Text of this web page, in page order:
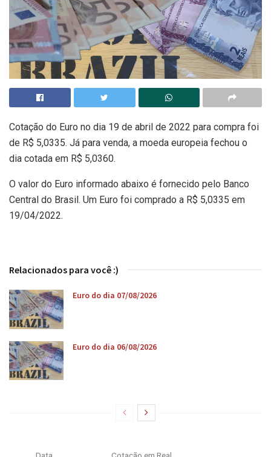
Cotação do Euro no dia 19 de abril de 2022 para compra foi
de R$ 5,0335. Já para venda, a moeda europeia fechou o
dia cotada em R$ 5,0360.
O valor do Euro informado abaixo é fornecido pelo Banco
Central do Brasil. Um Euro foi comprado a R$ 5,0335 em
19/04/2022.
Relacionados para você :)
Euro do dia 07/08/2026
Euro do dia 06/08/2026